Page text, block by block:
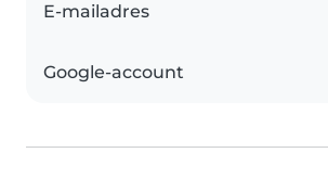
E-mailadres
Google-account